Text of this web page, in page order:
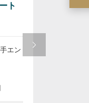
ト
エン
で幅広